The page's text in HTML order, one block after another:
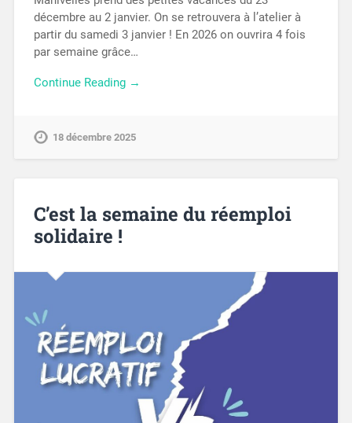
décembre au 2 janvier. On se retrouvera à l’atelier à
partir du samedi 3 janvier ! En 2026 on ouvrira 4 fois
par semaine grâce…
Continue Reading →
18 décembre 2025
C’est la semaine du réemploi
solidaire !